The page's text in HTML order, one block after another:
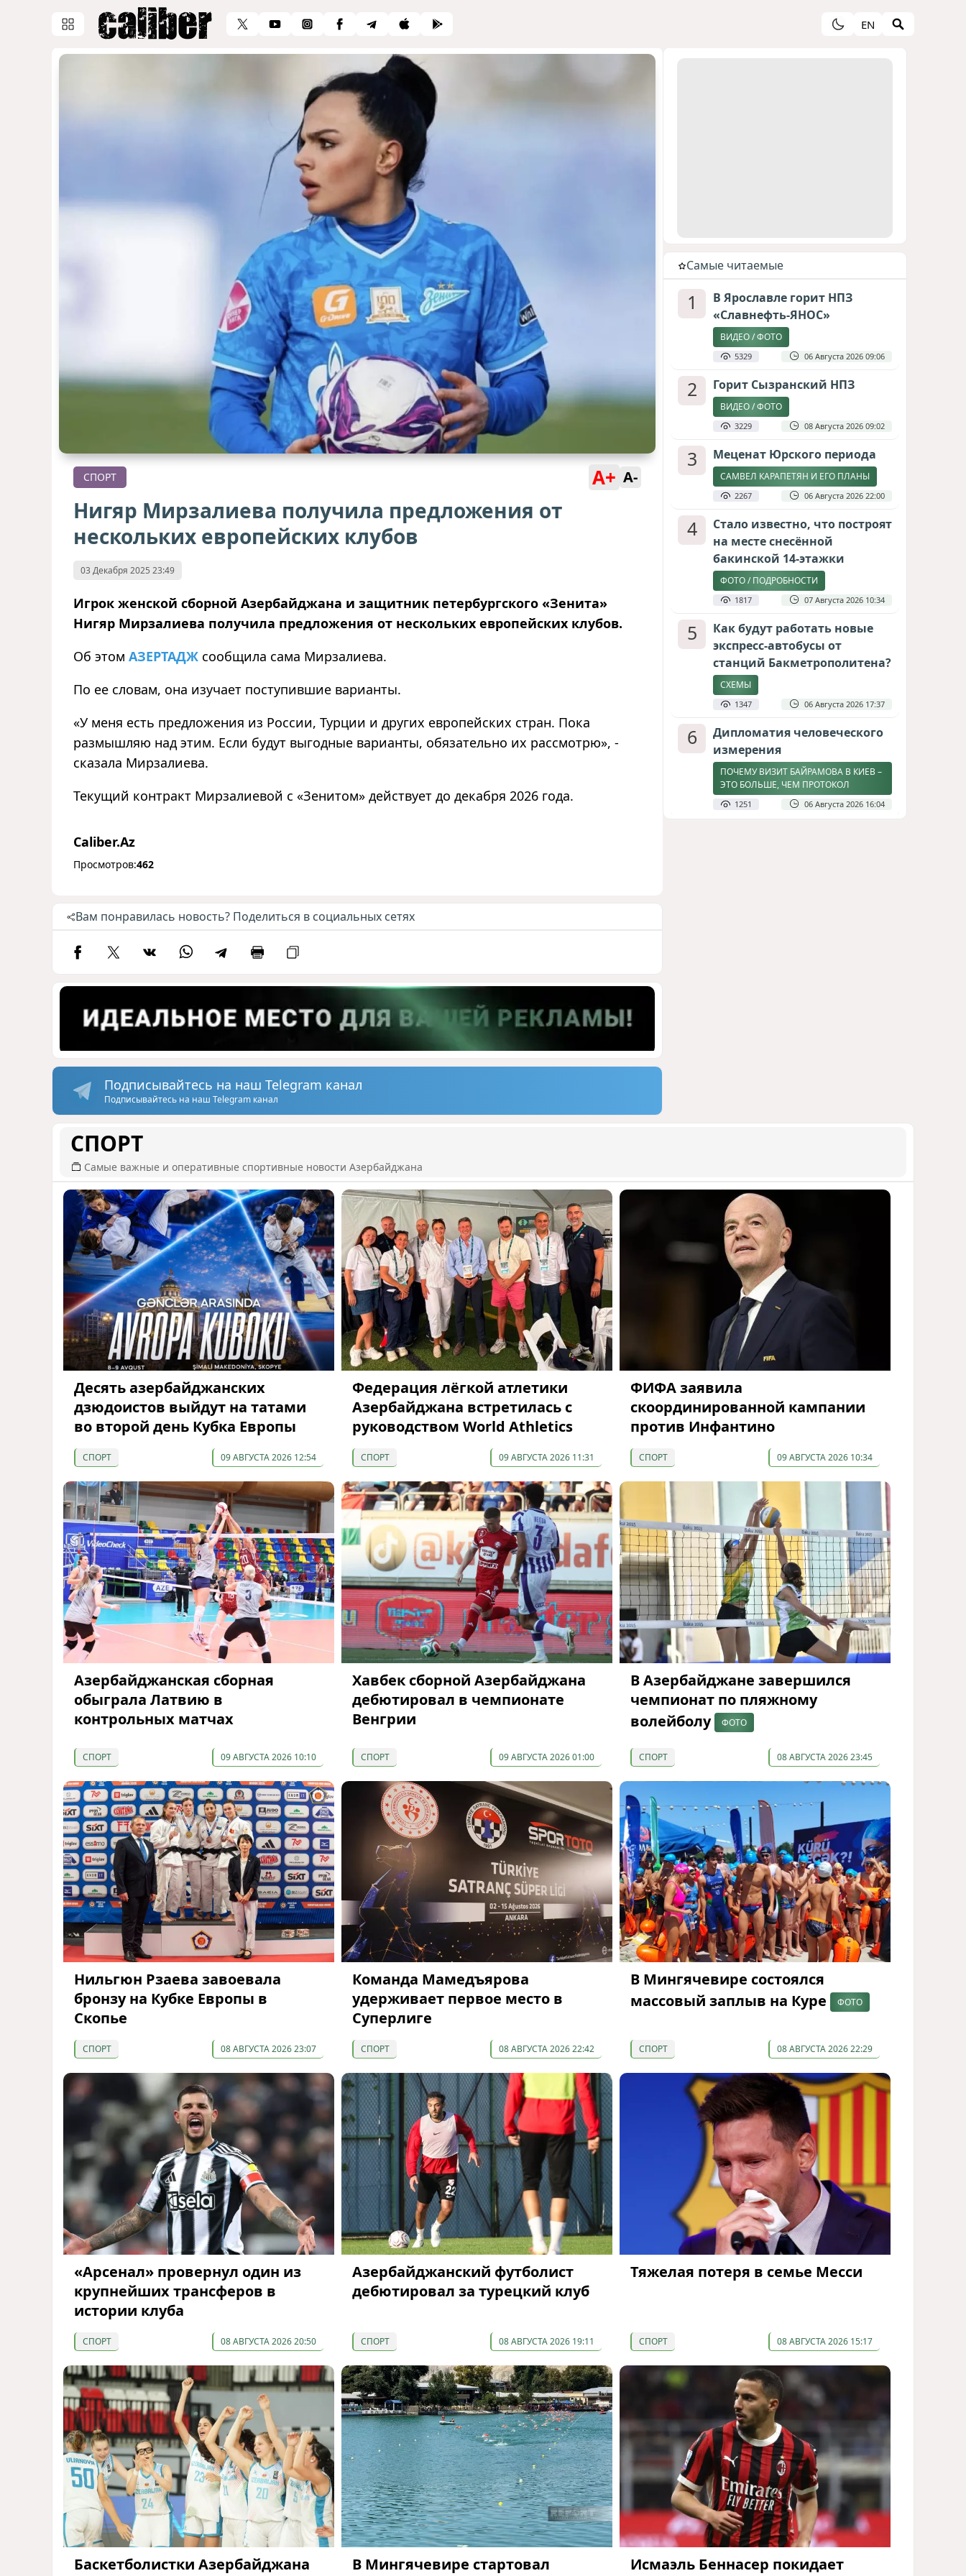
EN
СПОРТ A+ A-
Нигяр Мирзалиева получила предложения от
нескольких европейских клубов
03 Декабря 2025 23:49
Игрок женской сборной Азербайджана и защитник петербургского «Зенита»
Нигяр Мирзалиева получила предложения от нескольких европейских клубов.
Об этом АЗЕРТАДЖ сообщила сама Мирзалиева.
По ее словам, она изучает поступившие варианты.
«У меня есть предложения из России, Турции и других европейских стран. Пока
размышляю над этим. Если будут выгодные варианты, обязательно их рассмотрю», -
сказала Мирзалиева.
Текущий контракт Мирзалиевой с «Зенитом» действует до декабря 2026 года.
Caliber.Az
Просмотров:462
Вам понравилась новость? Поделиться в социальных сетях
Подписывайтесь на наш Telegram канал
Подписывайтесь на наш Telegram канал
Cамые читаемые
1
В Ярославле горит НПЗ
«Славнефть-ЯНОС»
ВИДЕО / ФОТО
5329 06 Августа 2026 09:06
2 Горит Сызранский НПЗ
ВИДЕО / ФОТО
3229 08 Августа 2026 09:02
3 Меценат Юрского периода
САМВЕЛ КАРАПЕТЯН И ЕГО ПЛАНЫ
2267 06 Августа 2026 22:00
4
Стало известно, что построят
на месте снесённой
бакинской 14-этажки
ФОТО / ПОДРОБНОСТИ
1817 07 Августа 2026 10:34
5
Как будут работать новые
экспресс-автобусы от
станций Бакметрополитена?
СХЕМЫ
1347 06 Августа 2026 17:37
6
Дипломатия человеческого
измерения
ПОЧЕМУ ВИЗИТ БАЙРАМОВА В КИЕВ –
ЭТО БОЛЬШЕ, ЧЕМ ПРОТОКОЛ
1251 06 Августа 2026 16:04
ОТНОШЕНИЙ МЕЖДУ БРАЗИЛИЕЙ И
АРГЕНТИНОЙ?
1079
СПОРТ
Самые важные и оперативные спортивные новости Азербайджана
Десять азербайджанских
дзюдоистов выйдут на татами
во второй день Кубка Европы
СПОРТ 09 АВГУСТА 2026 12:54
Федерация лёгкой атлетики
Азербайджана встретилась с
руководством World Athletics
СПОРТ 09 АВГУСТА 2026 11:31
ФИФА заявила
скоординированной кампании
против Инфантино
СПОРТ 09 АВГУСТА 2026 10:34
Азербайджанская сборная
обыграла Латвию в
контрольных матчах
СПОРТ 09 АВГУСТА 2026 10:10
Хавбек сборной Азербайджана
дебютировал в чемпионате
Венгрии
СПОРТ 09 АВГУСТА 2026 01:00
В Азербайджане завершился
чемпионат по пляжному
волейболу
ФОТО
СПОРТ 08 АВГУСТА 2026 23:45
Нильгюн Рзаева завоевала
бронзу на Кубке Европы в
Скопье
СПОРТ 08 АВГУСТА 2026 23:07
Команда Мамедъярова
удерживает первое место в
Суперлиге
СПОРТ 08 АВГУСТА 2026 22:42
В Мингячевире состоялся
массовый заплыв на Куре
ФОТО
СПОРТ 08 АВГУСТА 2026 22:29
«Арсенал» провернул один из
крупнейших трансферов в
истории клуба
СПОРТ 08 АВГУСТА 2026 20:50
Азербайджанский футболист
дебютировал за турецкий клуб
СПОРТ 08 АВГУСТА 2026 19:11
Тяжелая потеря в семье Месси
СПОРТ 08 АВГУСТА 2026 15:17
Баскетболистки Азербайджана
В Мингячевире стартовал
Исмаэль Беннасер покидает